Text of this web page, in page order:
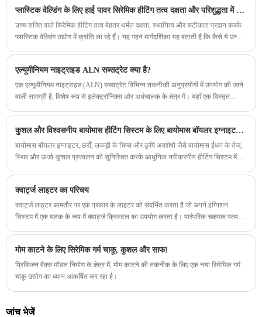
प्लास्टिक वेल्डिंग के लिए हाई पावर सिरेमिक हीटिंग तत्व दक्षता और परिशुद्धता में सुधार कैसे करते हैं
उच्च शक्ति वाले सिरेमिक हीटिंग तत्व बेहतर थर्मल दक्षता, स्थायित्व और सटीकता प्रदान करके
प्लास्टिक वेल्डिंग उद्योग में क्रांति ला रहे हैं। यह गहन मार्गदर्शिका यह बताती है कि कैसे ये उन्नत
और अनुप्रयोगों को समझने से आपकी परिचालन दक्षता में काफी वृद्धि हो सकती है।
एल्यूमीनियम नाइट्राइड ALN सब्सट्रेट क्या है?
एक एल्यूमीनियम नाइट्राइड (ALN) सब्सट्रेट विभिन्न तकनीकी अनुप्रयोगों में उपयोग की जाने
वाली सामग्री है, विशेष रूप से इलेक्ट्रॉनिक्स और अर्धचालक के क्षेत्र में। यहाँ एक विस्तृत
कुशल और विश्वसनीय बायोमास हीटिंग सिस्टम के लिए बायोमास बॉयलर इग्नाइटर को क्या आवश्यक बनाता है
बायोमास बॉयलर इग्नाइटर, छर्रों, लकड़ी के चिप्स और कृषि अवशेषों जैसे बायोमास ईंधन के तेज,
स्थिर और ऊर्जा-कुशल प्रज्वलन को सुनिश्चित करके आधुनिक नवीकरणीय हीटिंग सिस्टम में
क्वार्ट्ज लाइटर का परिचय
क्वार्ट्ज लाइटर आमतौर पर एक प्रकार के लाइटर को संदर्भित करता है जो अपने इग्निशन
सिस्टम में एक घटक के रूप में क्वार्ट्ज क्रिस्टल का उपयोग करता है। पारंपरिक चकमक पत्थर
मोम काटने के लिए सिरेमिक गर्म चाकू, कुशल और साफ!
प्रिसिजन वैक्स मॉडल निर्माण के क्षेत्र में, मोम काटने की तकनीक के लिए एक नया सिरेमिक गर्म
चाकू उद्योग का ध्यान आकर्षित कर रहा है।
जांच भेजें